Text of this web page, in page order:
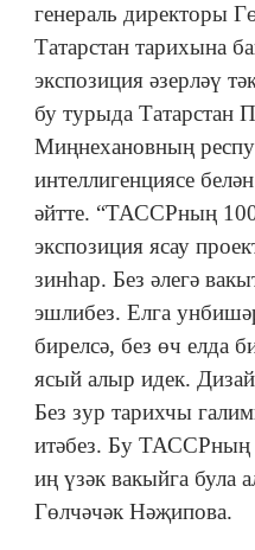
генераль директоры
Татарстан тарихына
экспозиция әзерләү
бу турыда Татарстан
Миңнехановның
интеллигенциясе
әйтте. “ТАССРның
экспозиция ясау
зинһар. Без әлегә
эшлибез. Елга
бирелсә, без өч елда
ясый алыр идек.
Без зур тарихчы
итәбез. Бу ТАССРның
иң үзәк вакыйга була
Гөлчәчәк Нәҗипова.